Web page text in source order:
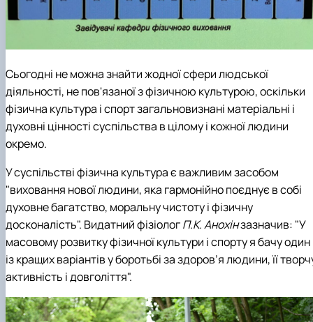
Сьогодні не можна знайти жодної сфери людської
діяльності, не пов'язаної з фізичною культурою, оскільки
фізична культура і спорт загальновизнані матеріальні і
духовні цінності суспільства в цілому і кожної людини
окремо.
У суспільстві фізична культура є важливим засобом
"виховання нової людини, яка гармонійно поєднує в собі
духовне багатство, моральну чистоту і фізичну
досконалість". Видатний фізіологП.К. Анохінзазначив: "У
масовому розвитку фізичної культури і спорту я бачу один
із кращих варіантів у боротьбі за здоров’я людини, її
активність і довголіття".